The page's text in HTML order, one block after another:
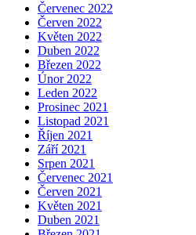
Červenec 2022
Červen 2022
Květen 2022
Duben 2022
Březen 2022
Únor 2022
Leden 2022
Prosinec 2021
Listopad 2021
Říjen 2021
Září 2021
Srpen 2021
Červenec 2021
Červen 2021
Květen 2021
Duben 2021